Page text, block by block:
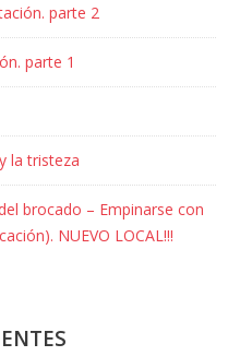
parte 2
parte 1
la tristeza
brocado – Empinarse con
NUEVO LOCAL!!!